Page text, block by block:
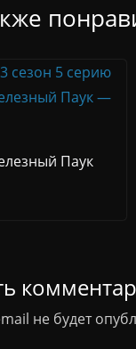
Паук
не будет